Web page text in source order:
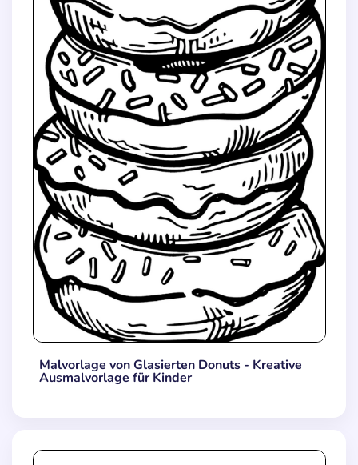
Malvorlage von Glasierten Donuts - Kreative
Ausmalvorlage für Kinder